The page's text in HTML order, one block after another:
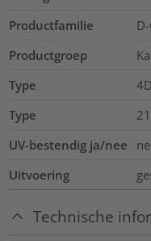
Productfamilie
Productgroep
Type
Type
UV-bestendig ja/nee
Uitvoering
Technische